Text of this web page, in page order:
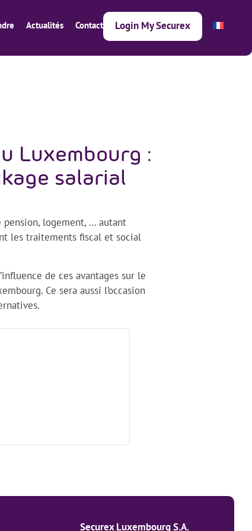
Actualités Contact Login My Securex
Luxembourg :
salarial
pension, logement, … autant
les traitements fiscal et social
de ces avantages sur le
Ce sera aussi l’occasion
Securex Luxembourg S.A.